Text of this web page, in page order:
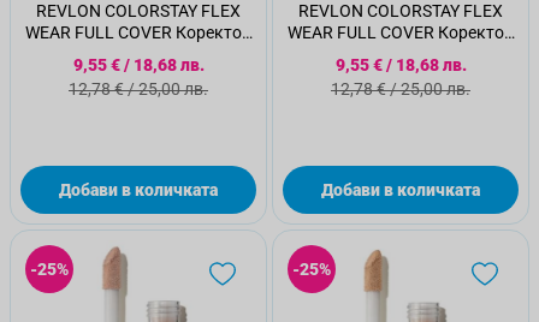
REVLON COLORSTAY FLEX
WEAR FULL COVER Коректор
055, 10мл
Специална цена
9,55 €/ 18,68 лв.
Стандартна цена
12,78 €/25,00 лв.
Добави в количката
REVLON COLORSTAY FLEX
WEAR FULL COVER Коректор
015 ,10мл
Специална цена
9,55 €/ 18,68 лв.
Стандартна цена
12,78 €/25,00 лв.
Добави в количката
-25% -25%